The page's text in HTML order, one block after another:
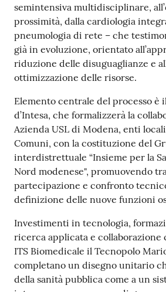
semintensiva multidisciplinare,
prossimità, dalla cardiologia
pneumologia di rete – che
già in evoluzione, orientato
riduzione delle disuguaglianze e
ottimizzazione delle risorse.
Elemento centrale del processo è
d’Intesa, che formalizzerà la
Azienda USL di Modena, enti
Comuni, con la costituzione del
interdistrettuale “Insieme per la
Nord modenese", promuovendo
partecipazione e confronto
definizione delle nuove funzioni
Investimenti in tecnologia,
ricerca applicata e collaborazione
ITS Biomedicale il Tecnopolo
completano un disegno unitario
della sanità pubblica come a un